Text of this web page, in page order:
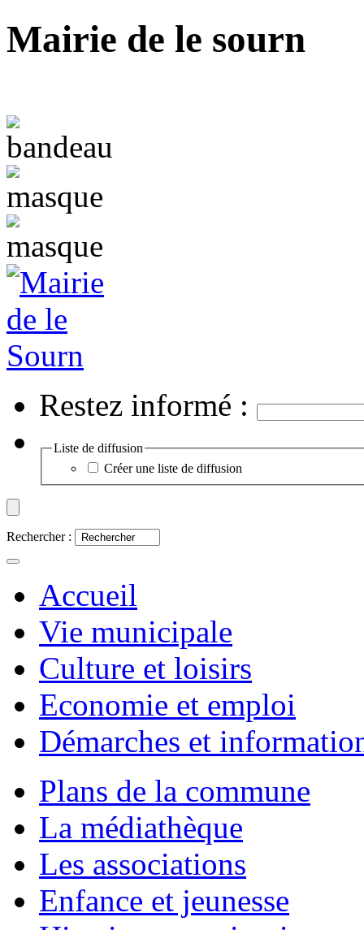
Mairie de le sourn
Restez informé :
Liste de diffusion
Créer une liste de diffusion
Rechercher :
Accueil
Vie municipale
Culture et loisirs
Economie et emploi
Démarches et
Plans de la commune
La médiathèque
Les associations
Enfance et jeunesse